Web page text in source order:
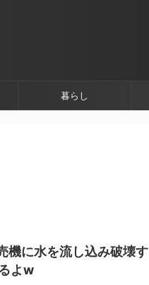
暮らし
機に水を流し込み破壊す
よw